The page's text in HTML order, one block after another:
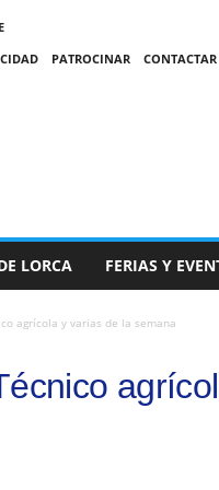
PATROCINAR CONTACTAR
LORCA FERIAS Y
agrícola y varias de la semana